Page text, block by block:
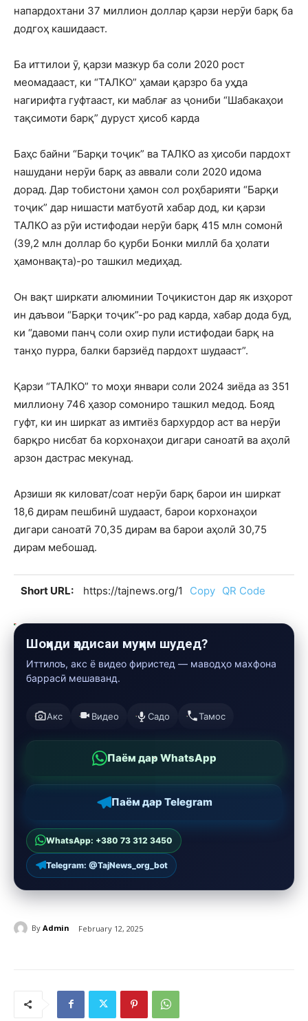
напардохтани 37 миллион доллар қарзи нерӯи барқ ба
додгоҳ кашидааст.
Ба иттилои ӯ, қарзи мазкур ба соли 2020 рост
меомадааст, ки “ТАЛКО” ҳамаи қарзро ба уҳда
нагирифта гуфтааст, ки маблағ аз ҷониби “Шабакаҳои
тақсимоти барқ” дуруст ҳисоб карда
Баҳс байни “Барқи тоҷик” ва ТАЛКО аз ҳисоби пардохт
нашудани нерӯи барқ аз аввали соли 2020 идома
дорад. Дар тобистони ҳамон сол роҳбарияти “Барқи
тоҷик” дар нишасти матбуотӣ хабар дод, ки қарзи
ТАЛКО аз рӯи истифодаи нерӯи барқ 415 млн сомонӣ
(39,2 млн доллар бо қурби Бонки миллӣ ба ҳолати
ҳамонвақта)-ро ташкил медиҳад.
Он вақт ширкати алюминии Тоҷикистон дар як изҳорот
ин даъвои “Барқи тоҷик”-ро рад карда, хабар дода буд,
ки “давоми панҷ соли охир пули истифодаи барқ на
танҳо пурра, балки барзиёд пардохт шудааст”.
Қарзи “ТАЛКО” то моҳи январи соли 2024 зиёда аз 351
миллиону 746 ҳазор сомониро ташкил медод. Бояд
гуфт, ки ин ширкат аз имтиёз бархурдор аст ва нерӯи
барқро нисбат ба корхонаҳои дигари саноатӣ ва аҳолӣ
арзон дастрас мекунад.
Арзиши як киловат/соат нерӯи барқ барои ин ширкат
18,6 дирам пешбинӣ шудааст, барои корхонаҳои
дигари саноатӣ 70,35 дирам ва барои аҳолӣ 30,75
дирам мебошад.
Short URL: https://tajnews.org/1 Copy QR Code
Шоҳиди ҳодисаи муҳим шудед?
Иттилоъ, акс ё видео фиристед — маводҳо махфона
баррасӣ мешаванд.
Акс Видео Садо Тамос
Паём дар WhatsApp
Паём дар Telegram
WhatsApp: +380 73 312 3450
Telegram: @TajNews_org_bot
By Admin February 12, 2025